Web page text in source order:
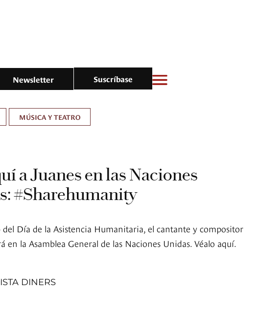
Newsletter Suscríbase
MÚSICA Y TEATRO
a Juanes en las Naciones
#Sharehumanity
del Día de la Asistencia Humanitaria, el cantante y compositor
en la Asamblea General de las Naciones Unidas. Véalo aquí.
DINERS